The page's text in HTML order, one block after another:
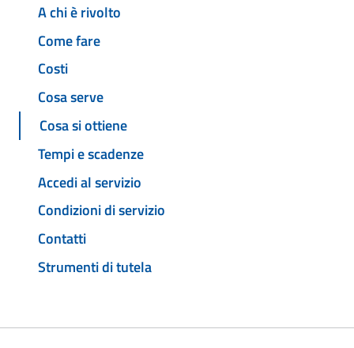
A chi è rivolto
Come fare
Costi
Cosa serve
Cosa si ottiene
Tempi e scadenze
Accedi al servizio
Condizioni di servizio
Contatti
Strumenti di tutela